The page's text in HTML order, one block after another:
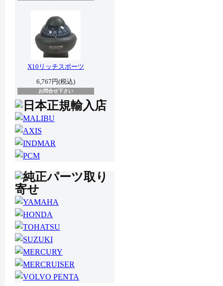
X10リッチスポーツ
6,767円(税込)
お問合せ下さい